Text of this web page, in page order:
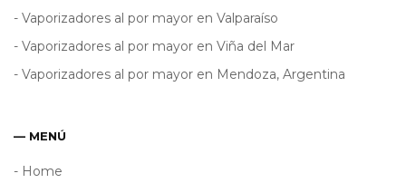
- Vaporizadores al por mayor en Valparaíso
- Vaporizadores al por mayor en Viña del Mar
- Vaporizadores al por mayor en Mendoza, Argentina
— MENÚ
- Home